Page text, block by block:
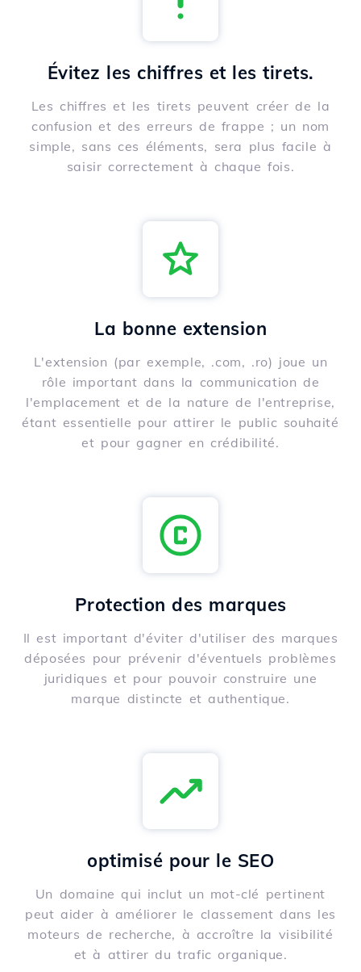
Évitez les chiffres et les tirets.
Les chiffres et les tirets peuvent créer de la
confusion et des erreurs de frappe ; un nom
simple, sans ces éléments, sera plus facile à
saisir correctement à chaque fois.
La bonne extension
L'extension (par exemple, .com, .ro) joue un
rôle important dans la communication de
l'emplacement et de la nature de l'entreprise,
étant essentielle pour attirer le public souhaité
et pour gagner en crédibilité.
Protection des marques
Il est important d'éviter d'utiliser des marques
déposées pour prévenir d'éventuels problèmes
juridiques et pour pouvoir construire une
marque distincte et authentique.
optimisé pour le SEO
Un domaine qui inclut un mot-clé pertinent
peut aider à améliorer le classement dans les
moteurs de recherche, à accroître la visibilité
et à attirer du trafic organique.